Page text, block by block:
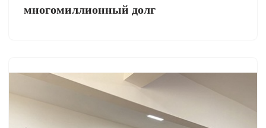
многомиллионный долг